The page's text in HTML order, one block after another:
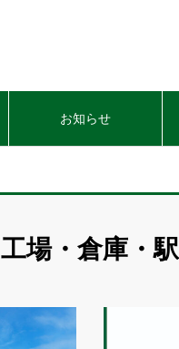
お知らせ
工場・倉庫・駅